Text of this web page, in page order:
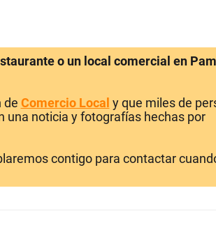
o un local comercial en
de Comercio Local y que miles de
una noticia y fotografías hechas por
contigo para contactar